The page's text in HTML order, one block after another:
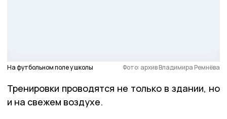
На футбольном поле у школы Фото: архив Владимира Ремнёва
Тренировки проводятся не только в здании, но
и на свежем воздухе.